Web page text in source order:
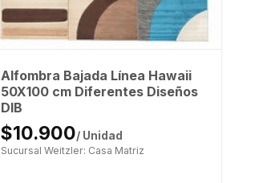
Alfombra Bajada Línea Hawaii
50X100 cm Diferentes Diseños
DIB
$10.900/ Unidad
Sucursal Weitzler: Casa Matriz